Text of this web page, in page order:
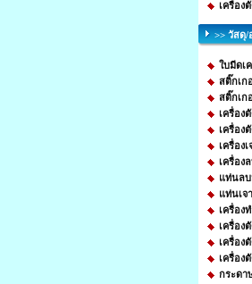
เครื่อง
>> วัสดุ
ใบมีดเ
สติ๊กเก
สติ๊กเก
เครื่อง
เครื่อง
เครื่องเ
เครื่อง
แท่นลบ
แท่นเจ
เครื่อง
เครื่อง
เครื่อง
เครื่อง
กระดา